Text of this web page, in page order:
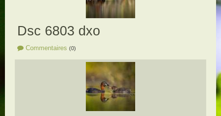
Dsc 6803 dxo
Commentaires (0)